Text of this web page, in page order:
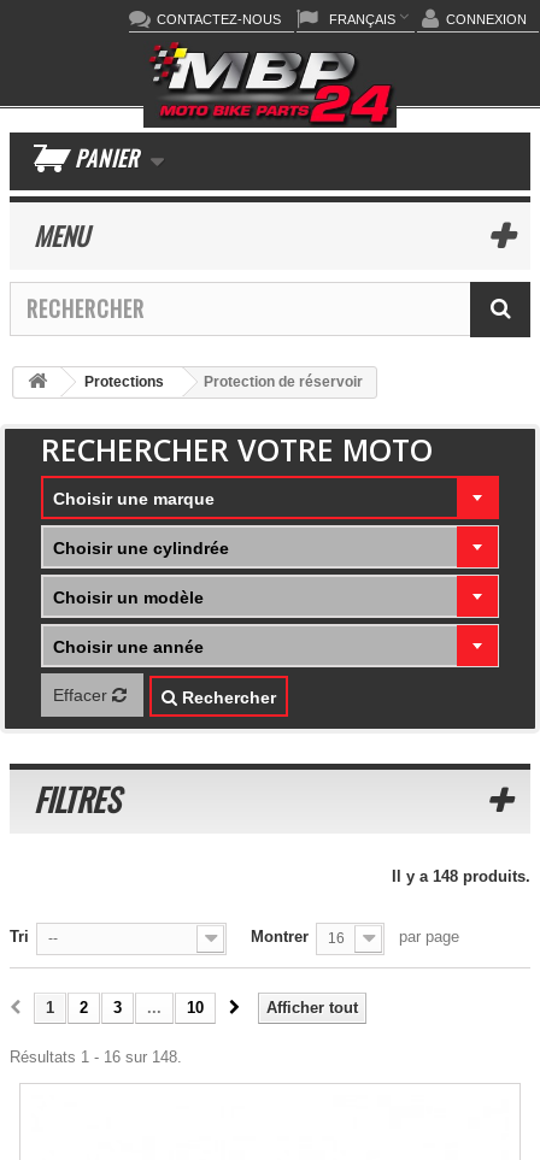
CONNEXION
FRANÇAIS
CONTACTEZ-NOUS
PANIER
MENU
Protections Protection de réservoir
RECHERCHER VOTRE MOTO
Choisir une marque
Choisir une cylindrée
Choisir un modèle
Choisir une année
Effacer Rechercher
FILTRES
Il y a 148 produits.
Tri -- Montrer 16 par page
Afficher tout
1 2 3 ... 10
Résultats 1 - 16 sur 148.